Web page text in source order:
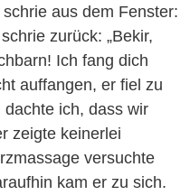
aus dem Fenster:
zurück: „Bekir,
Ich fang dich
auffangen, er fiel zu
ich, dass wir
zeigte keinerlei
versuchte
kam er zu sich.